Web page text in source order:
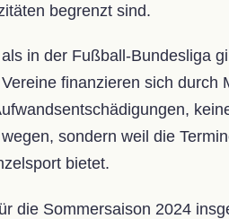
begrenzt sind.
in der Fußball-Bundesliga
finanzieren sich
sondern weil die
bietet.
die Sommersaison 2024